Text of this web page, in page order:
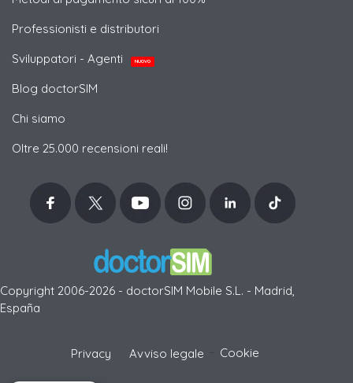
Professionisti e distributori
Sviluppatori - Agenti
NUOVO
Blog doctorSIM
Chi siamo
Oltre 25.000 recensioni reali!
Copyright 2006-2026 - doctorSIM Mobile S.L. - Madrid,
España
Privacy Avviso legale Cookie